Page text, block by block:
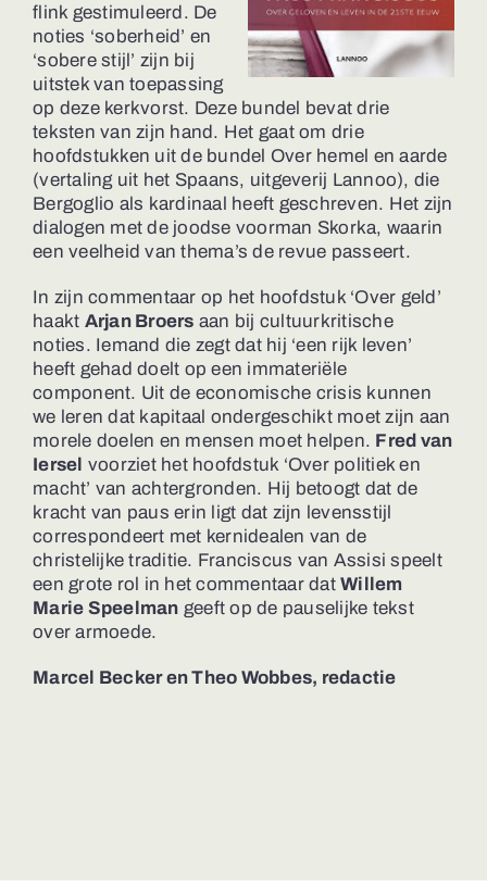
flink gestimuleerd. De
noties ‘soberheid’ en
‘sobere stijl’ zijn bij
uitstek van toepassing
op deze kerkvorst. Deze bundel bevat drie
teksten van zijn hand. Het gaat om drie
hoofdstukken uit de bundel Over hemel en aarde
(vertaling uit het Spaans, uitgeverij Lannoo), die
Bergoglio als kardinaal heeft geschreven. Het zijn
dialogen met de joodse voorman Skorka, waarin
een veelheid van thema’s de revue passeert.
In zijn commentaar op het hoofdstuk ‘Over geld’
haakt Arjan Broers aan bij cultuurkritische
noties. Iemand die zegt dat hij ‘een rijk leven’
heeft gehad doelt op een immateriële
component. Uit de economische crisis kunnen
we leren dat kapitaal ondergeschikt moet zijn aan
morele doelen en mensen moet helpen. Fred van
Iersel voorziet het hoofdstuk ‘Over politiek en
macht’ van achtergronden. Hij betoogt dat de
kracht van paus erin ligt dat zijn levensstijl
correspondeert met kernidealen van de
christelijke traditie. Franciscus van Assisi speelt
een grote rol in het commentaar datWillem
Marie Speelman geeft op de pauselijke tekst
over armoede.
Marcel Becker en Theo Wobbes, redactie